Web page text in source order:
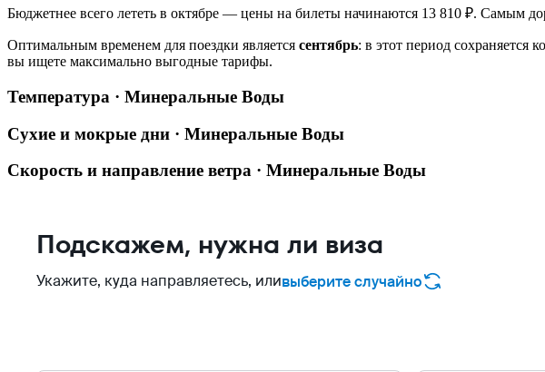
Бюджетнее всего лететь в октябре — цены на билеты начинаются 13 810 ₽. Самым
Оптимальным временем для поездки является сентябрь: в этот период сохраняется
вы ищете максимально выгодные тарифы.
Температура · Минеральные Воды
Сухие и мокрые дни · Минеральные Воды
Скорость и направление ветра · Минеральные Воды
Подскажем, нужна ли виза
Укажите, куда направляетесь, иливыберите случайно